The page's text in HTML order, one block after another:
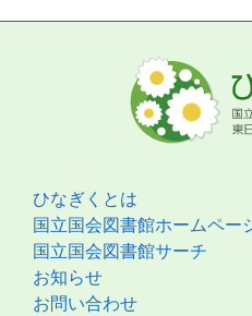
ひなぎくとは
国立国会図書館ホームペー
国立国会図書館サーチ
お知らせ
お問い合わせ